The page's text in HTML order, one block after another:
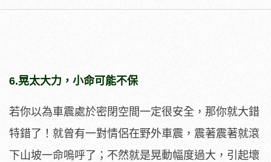
6.晃太大力，小命可能不保
若你以為車震處於密閉空間一定很安全，那你就大錯
特錯了！就曾有一對情侶在野外車震，震著震著就滾
下山坡一命嗚呼了；不然就是晃動幅度過大，引起壞